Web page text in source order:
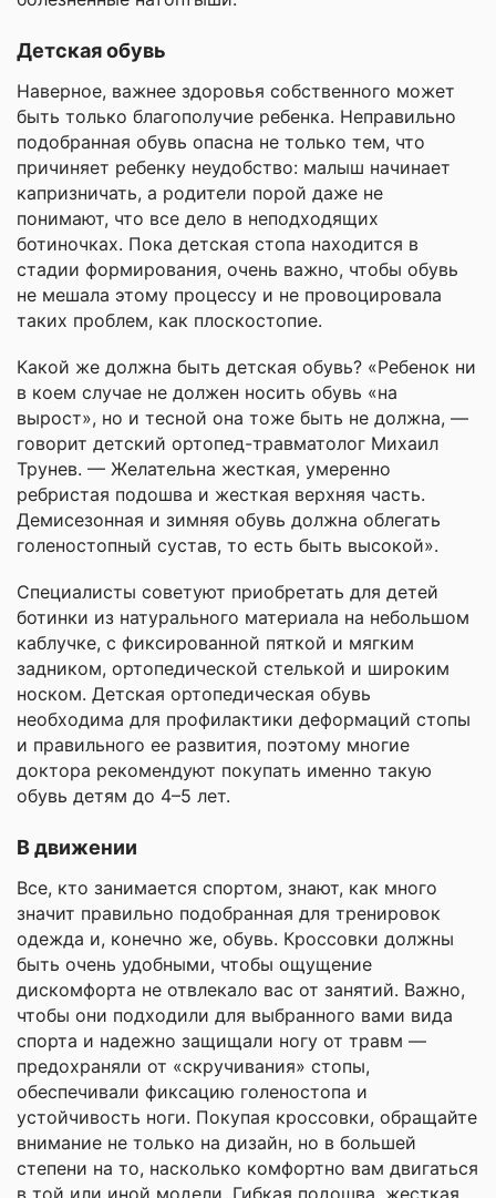
Детская обувь
Наверное, важнее здоровья собственного может
быть только благополучие ребенка. Неправильно
подобранная обувь опасна не только тем, что
причиняет ребенку неудобство: малыш начинает
капризничать, а родители порой даже не
понимают, что все дело в неподходящих
ботиночках. Пока детская стопа находится в
стадии формирования, очень важно, чтобы обувь
не мешала этому процессу и не провоцировала
таких проблем, как плоскостопие.
Какой же должна быть детская обувь? «Ребенок ни
в коем случае не должен носить обувь «на
вырост», но и тесной она тоже быть не должна, —
говорит детский ортопед-травматолог Михаил
Трунев. — Желательна жесткая, умеренно
ребристая подошва и жесткая верхняя часть.
Демисезонная и зимняя обувь должна облегать
голеностопный сустав, то есть быть высокой».
Специалисты советуют приобретать для детей
ботинки из натурального материала на небольшом
каблучке, с фиксированной пяткой и мягким
задником, ортопедической стелькой и широким
носком. Детская ортопедическая обувь
необходима для профилактики деформаций стопы
и правильного ее развития, поэтому многие
доктора рекомендуют покупать именно такую
обувь детям до 4–5 лет.
В движении
Все, кто занимается спортом, знают, как много
значит правильно подобранная для тренировок
одежда и, конечно же, обувь. Кроссовки должны
быть очень удобными, чтобы ощущение
дискомфорта не отвлекало вас от занятий. Важно,
чтобы они подходили для выбранного вами вида
спорта и надежно защищали ногу от травм —
предохраняли от «скручивания» стопы,
обеспечивали фиксацию голеностопа и
устойчивость ноги. Покупая кроссовки, обращайте
внимание не только на дизайн, но в большей
степени на то, насколько комфортно вам двигаться